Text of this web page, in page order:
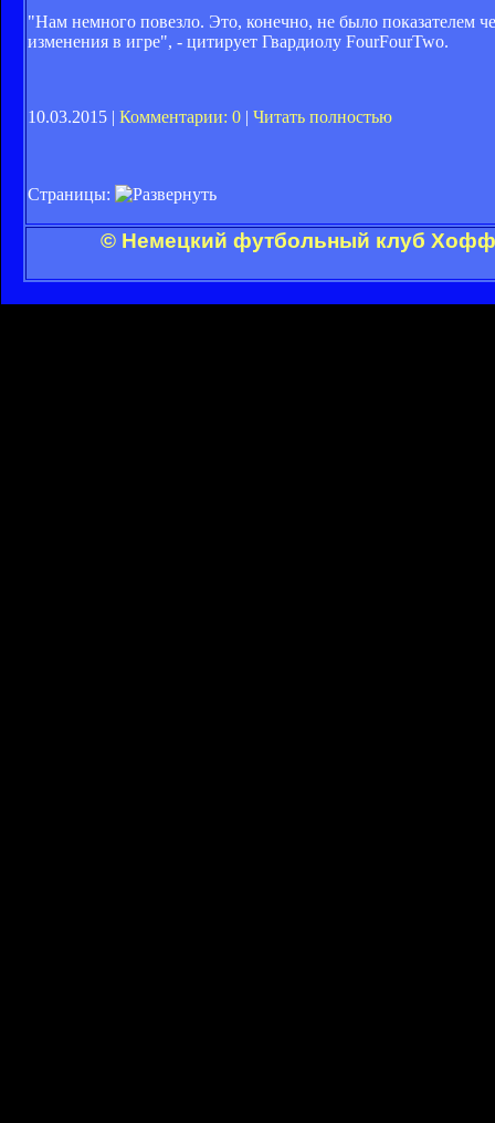
"Нам немного повезло. Это, конечно, не было показателем
изменения в игре", - цитирует Гвардиолу FourFourTwo.
10.03.2015 | Комментарии: 0 | Читать полностью
Страницы:
© Немецкий футбольный клуб